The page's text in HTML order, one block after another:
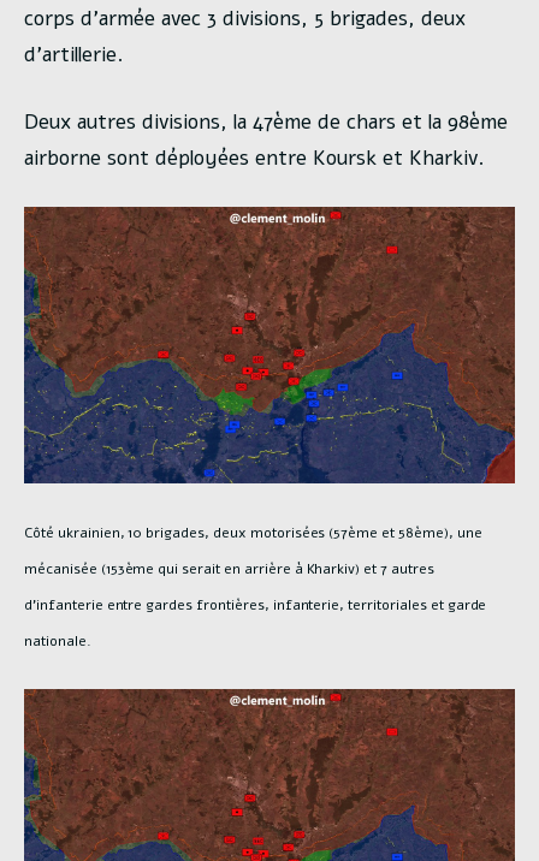
corps d’armée avec 3 divisions, 5 brigades, deux
d’artillerie.
Deux autres divisions, la 47ème de chars et la 98ème
airborne sont déployées entre Koursk et Kharkiv.
Côté ukrainien, 10 brigades, deux motorisées (57ème et 58ème), une
mécanisée (153ème qui serait en arrière à Kharkiv) et 7 autres
d’infanterie entre gardes frontières, infanterie, territoriales et garde
nationale.